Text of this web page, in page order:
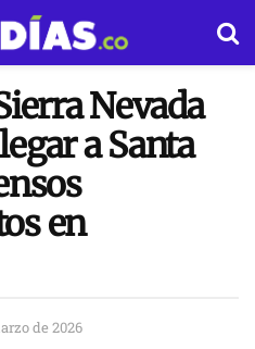
Nevada
a Santa
en
de 2026